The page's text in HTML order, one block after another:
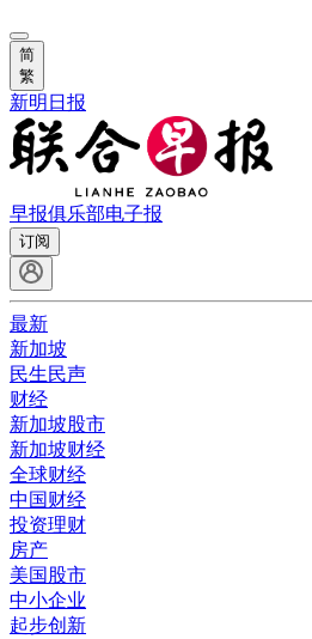
简
繁
新明日报
早报俱乐部电子报
订阅
最新
新加坡
民生民声
财经
新加坡股市
新加坡财经
全球财经
中国财经
投资理财
房产
美国股市
中小企业
起步创新